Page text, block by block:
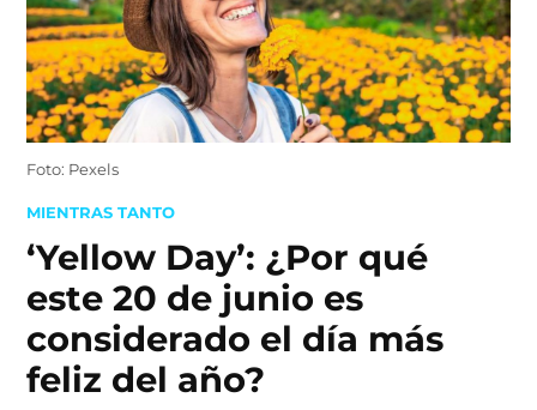
Foto: Pexels
POSTED
MIENTRAS TANTO
‘Yellow Day’: ¿Por qué
este 20 de junio es
considerado el día más
feliz del año?